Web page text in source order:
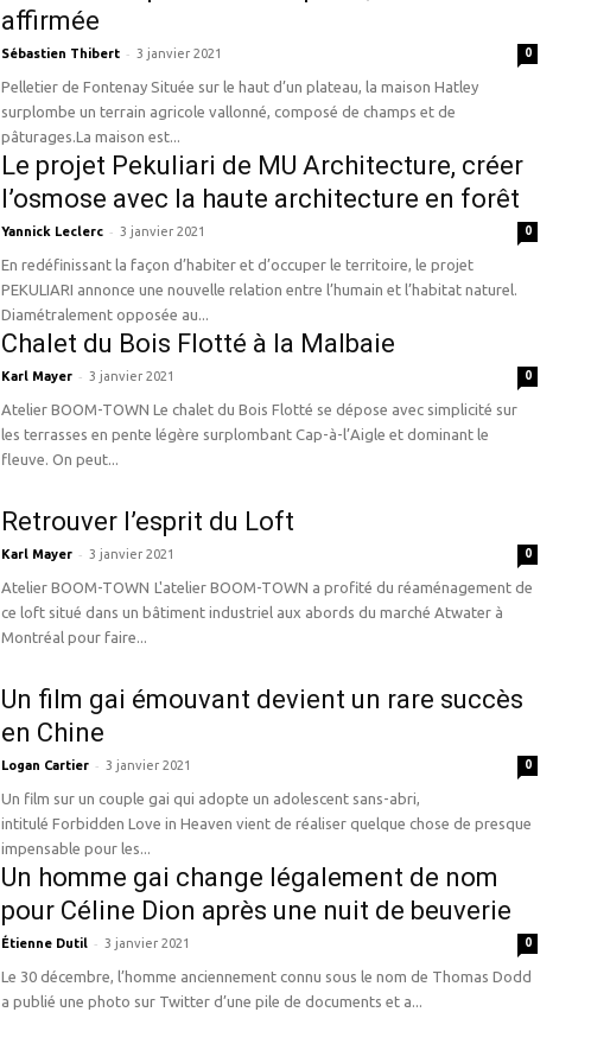
affirmée
Sébastien Thibert - 3 janvier 2021 0
Pelletier de Fontenay Située sur le haut d’un plateau, la maison Hatley
surplombe un terrain agricole vallonné, composé de champs et de
pâturages.La maison est...
Le projet Pekuliari de MU Architecture, créer
l’osmose avec la haute architecture en forêt
Yannick Leclerc - 3 janvier 2021 0
En redéfinissant la façon d’habiter et d’occuper le territoire, le projet
PEKULIARI annonce une nouvelle relation entre l’humain et l’habitat naturel.
Diamétralement opposée au...
Chalet du Bois Flotté à la Malbaie
Karl Mayer - 3 janvier 2021 0
Atelier BOOM-TOWN Le chalet du Bois Flotté se dépose avec simplicité sur
les terrasses en pente légère surplombant Cap-à-l’Aigle et dominant le
fleuve. On peut...
Retrouver l’esprit du Loft
Karl Mayer - 3 janvier 2021 0
Atelier BOOM-TOWN L'atelier BOOM-TOWN a profité du réaménagement de
ce loft situé dans un bâtiment industriel aux abords du marché Atwater à
Montréal pour faire...
Un film gai émouvant devient un rare succès
en Chine
Logan Cartier - 3 janvier 2021 0
Un film sur un couple gai qui adopte un adolescent sans-abri,
intitulé Forbidden Love in Heaven vient de réaliser quelque chose de presque
impensable pour les...
Un homme gai change légalement de nom
pour Céline Dion après une nuit de beuverie
Étienne Dutil - 3 janvier 2021 0
Le 30 décembre, l’homme anciennement connu sous le nom de Thomas Dodd
a publié une photo sur Twitter d’une pile de documents et a...